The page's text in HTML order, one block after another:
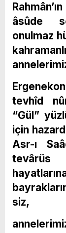
âsûde
onulmaz
tevhîd
“Gül”
için
Asr-ı
tevârüs
siz,